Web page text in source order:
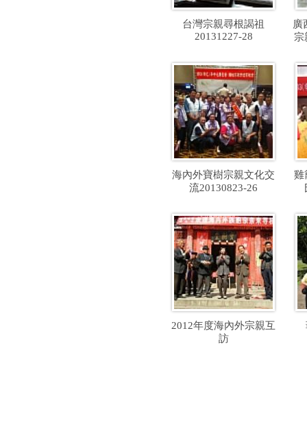
台灣宗親尋根謁祖
20131227-28
廣
宗
海內外寶樹宗親文化交
流20130823-26
雞
2012年度海內外宗親互
訪